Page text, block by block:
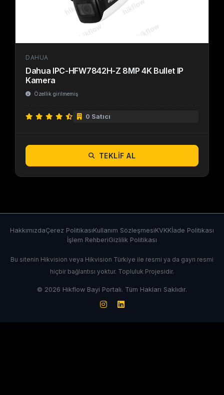
DAHUA
Dahua IPC-HFW7842H-Z 8MP 4K Bullet IP
Kamera
Özellik girilmemiş
0 Satıcı
TEKLIF AL
HakkımızdaÇerez PolitikasıKullanım SözleşmesiKVKKİade Politikası
İşlem RehberiGizlilik Politikası
Bu sitenin Hikvision veya Hikvision Türkiye ile resmi ya da gayrı resmi
hiçbir bağlantısı yoktur. Topluluk Projesidir.
© 2026 Hikflow Bayi Portalı. Tüm Hakları Saklıdır.